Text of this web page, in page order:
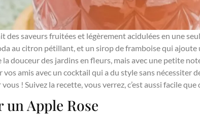
des saveurs fruitées et légèrement acidulées en une
au citron pétillant, et un sirop de framboise qui ajoute
la douceur des jardins en fleurs, mais avec une petite
amis avec un cocktail qui a du style sans nécessiter
! Suivez la recette, vous verrez, c’est aussi facile que
Apple Rose